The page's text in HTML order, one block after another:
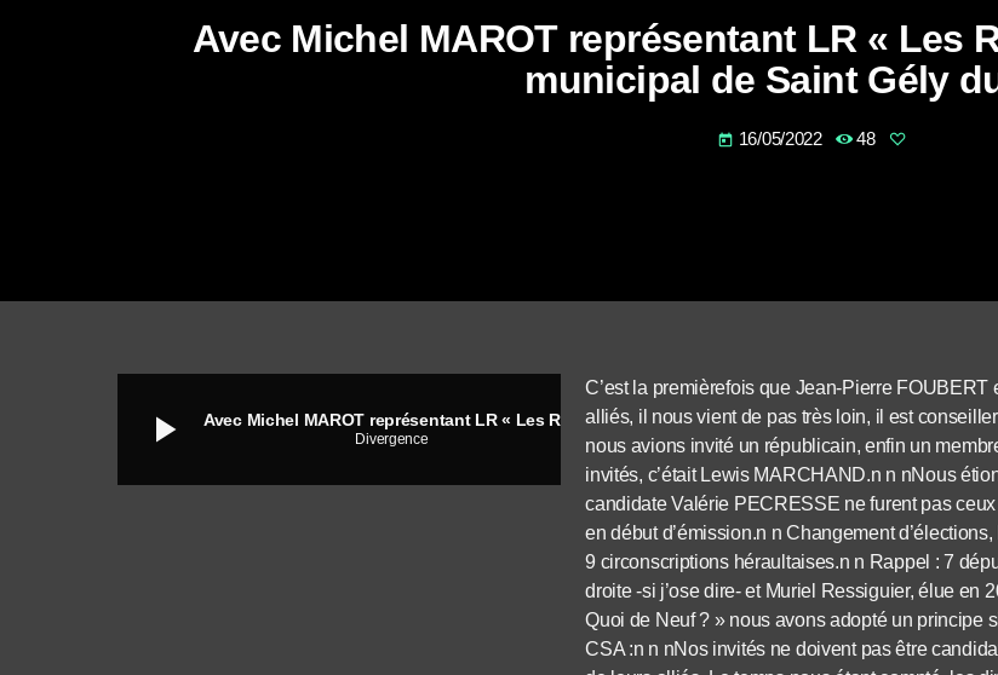
Avec Michel MAROT représentant LR « Les
municipal de Saint Gély
today 16/05/2022 48
play_arrow Divergence
C’est la premièrefois que Jean-Pierre
alliés, il nous vient de pas très loin, il est
nous avions invité un républicain, enfin un
invités, c’était Lewis MARCHAND.n n nNous
candidate Valérie PECRESSE ne furent pas
en début d’émission.n n Changement
9 circonscriptions héraultaises.n n Rappel : 7
droite -si j’ose dire- et Muriel Ressiguier, élue en
Quoi de Neuf ? » nous avons adopté un principe
CSA :n n nNos invités ne doivent pas être